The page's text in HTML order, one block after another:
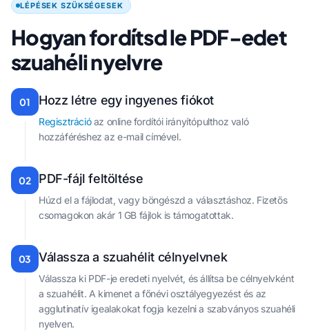
LÉPÉSEK SZÜKSÉGESEK
Hogyan fordítsd le PDF-edet
szuahéli nyelvre
01 Hozz létre egy ingyenes fiókot
Regisztrációaz online fordítói irányítópulthoz való
hozzáféréshez az e-mail címével.
02 PDF-fájl feltöltése
Húzd el a fájlodat, vagy böngészd a választáshoz. Fizetős
csomagokon akár 1 GB fájlok is támogatottak.
03 Válassza a szuahélit célnyelvnek
Válassza ki PDF-je eredeti nyelvét, és állítsa be célnyelvként
a szuahélit. A kimenet a főnévi osztályegyezést és az
agglutinatív igealakokat fogja kezelni a szabványos szuahéli
nyelven.